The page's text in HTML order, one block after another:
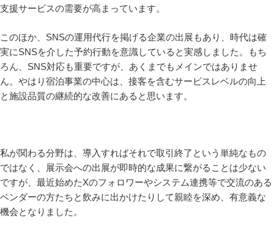
支援サービスの需要が高まっています。
このほか、SNSの運用代行を掲げる企業の出展もあり、時代は確
実にSNSを介した予約行動を意識していると実感しました。もち
ろん、SNS対応も重要ですが、あくまでもメインではありませ
ん。やはり宿泊事業の中心は、接客を含むサービスレベルの向上
と施設品質の継続的な改善にあると思います。
私が関わる分野は、導入すればそれで取引終了という単純なもの
ではなく、展示会への出展が即時的な成果に繋がることは少ない
ですが、最近始めたXのフォロワーやシステム連携等で交流のある
ベンダーの方たちと飲みに出かけたりして親睦を深め、有意義な
機会となりました。